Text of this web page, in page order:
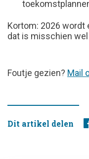
Kortom: 2026 wordt
dat is misschien
FOUTJE
Foutje gezien? Mail
Dit artikel delen